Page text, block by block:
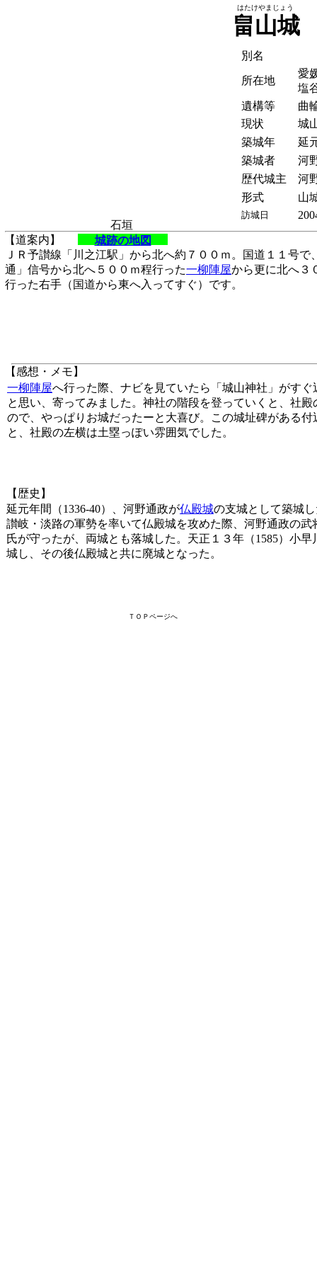
城跡の地図
畠山城
別名
所在地
愛
塩
遺構等
曲
現状
城
築城年
延
築城者
河
歴代城主
河
形式
山
訪城日
【道案内】
【感想・メモ】
はたけやまじょう
【歴史】
ＴＯＰページへ
ＪＲ予讃線「川之江駅」から北へ約７００ｍ。国道１１号で
通」信号から北へ５００ｍ程行った一柳陣屋から更に北へ３
行った右手（国道から東へ入ってすぐ）です。
一柳陣屋へ行った際、ナビを見ていたら「城山神社」がす
と思い、寄ってみました。神社の階段を登っていくと、社
ので、やっぱりお城だったーと大喜び。この城址碑がある
と、社殿の左横は土塁っぽい雰囲気でした。
延元年間（1336-40）、河野通政が仏殿城の支城として築城
讃岐・淡路の軍勢を率いて仏殿城を攻めた際、河野通政の
氏が守ったが、両城とも落城した。天正１３年（1585）小
城し、その後仏殿城と共に廃城となった。
石垣